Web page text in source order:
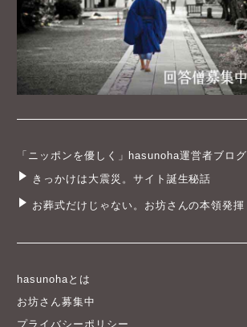
「ニッポンを優しく」hasunoha運営者ブログ
きっかけは大震災。サイト誕生秘話
お葬式だけじゃない。お坊さんの本領発揮
hasunohaとは
お坊さん募集中
プライバシーポリシー